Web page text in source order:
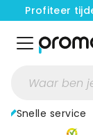
Profiteer
Snelle service